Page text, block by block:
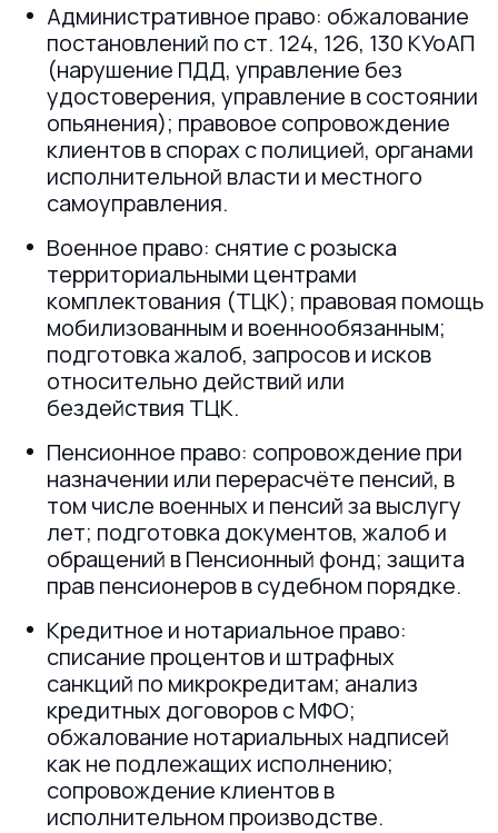
Административное право: обжалование
постановлений по ст. 124, 126, 130 КУоАП
(нарушение ПДД, управление без
удостоверения, управление в состоянии
опьянения); правовое сопровождение
клиентов в спорах с полицией, органами
исполнительной власти и местного
самоуправления.
Военное право: снятие с розыска
территориальными центрами
комплектования (ТЦК); правовая помощь
мобилизованным и военнообязанным;
подготовка жалоб, запросов и исков
относительно действий или
бездействия ТЦК.
Пенсионное право: сопровождение при
назначении или перерасчёте пенсий, в
том числе военных и пенсий за выслугу
лет; подготовка документов, жалоб и
обращений в Пенсионный фонд; защита
прав пенсионеров в судебном порядке.
Кредитное и нотариальное право:
списание процентов и штрафных
санкций по микрокредитам; анализ
кредитных договоров с МФО;
обжалование нотариальных надписей
как не подлежащих исполнению;
сопровождение клиентов в
исполнительном производстве.